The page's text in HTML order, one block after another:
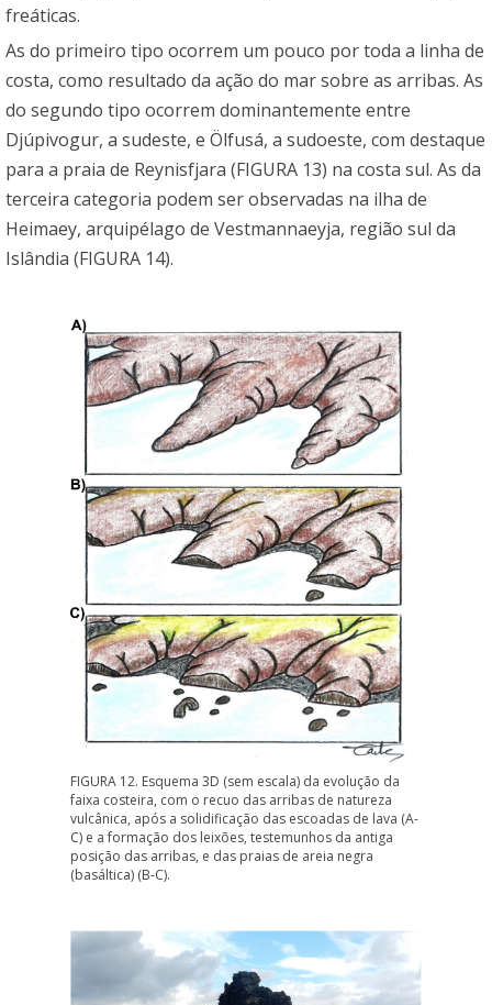
freáticas.
As do primeiro tipo ocorrem um pouco por toda a linha de
costa, como resultado da ação do mar sobre as arribas. As
do segundo tipo ocorrem dominantemente entre
Djúpivogur, a sudeste, e Ölfusá, a sudoeste, com destaque
para a praia de Reynisfjara (FIGURA 13) na costa sul. As da
terceira categoria podem ser observadas na ilha de
Heimaey, arquipélago de Vestmannaeyja, região sul da
Islândia (FIGURA 14).
FIGURA 12. Esquema 3D (sem escala) da evolução da
faixa costeira, com o recuo das arribas de natureza
vulcânica, após a solidificação das escoadas de lava (A-
C) e a formação dos leixões, testemunhos da antiga
posição das arribas, e das praias de areia negra
(basáltica) (B-C).